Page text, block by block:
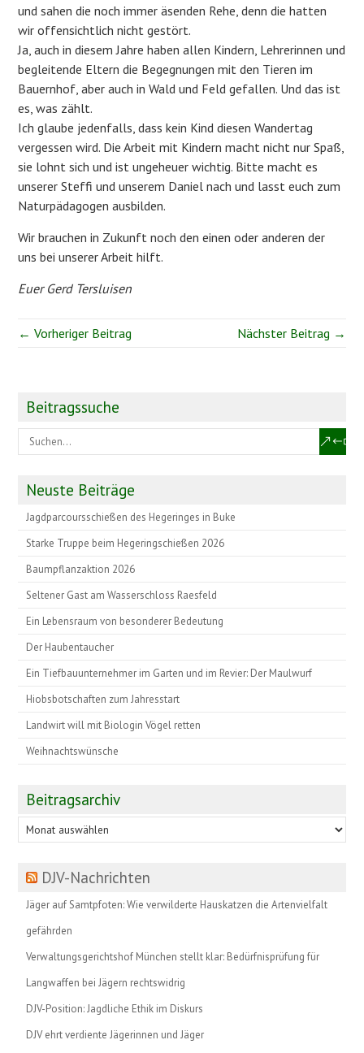
und sahen die noch immer äsenden Rehe, denn die hatten
wir offensichtlich nicht gestört.
Ja, auch in diesem Jahre haben allen Kindern, Lehrerinnen und
begleitende Eltern die Begegnungen mit den Tieren im
Bauernhof, aber auch in Wald und Feld gefallen. Und das ist
es, was zählt.
Ich glaube jedenfalls, dass kein Kind diesen Wandertag
vergessen wird. Die Arbeit mit Kindern macht nicht nur Spaß,
sie lohnt sich und ist ungeheuer wichtig. Bitte macht es
unserer Steffi und unserem Daniel nach und lasst euch zum
Naturpädagogen ausbilden.
Wir brauchen in Zukunft noch den einen oder anderen der
uns bei unserer Arbeit hilft.
Euer Gerd Tersluisen
← Vorheriger Beitrag Nächster Beitrag →
Beitragssuche
Neuste Beiträge
Jagdparcoursschießen des Hegeringes in Buke
Starke Truppe beim Hegeringschießen 2026
Baumpflanzaktion 2026
Seltener Gast am Wasserschloss Raesfeld
Ein Lebensraum von besonderer Bedeutung
Der Haubentaucher
Ein Tiefbauunternehmer im Garten und im Revier: Der Maulwurf
Hiobsbotschaften zum Jahresstart
Landwirt will mit Biologin Vögel retten
Weihnachtswünsche
Beitragsarchiv
Beitragsarchiv
DJV-Nachrichten
Jäger auf Samtpfoten: Wie verwilderte Hauskatzen die Artenvielfalt
gefährden
Verwaltungsgerichtshof München stellt klar: Bedürfnisprüfung für
Langwaffen bei Jägern rechtswidrig
DJV-Position: Jagdliche Ethik im Diskurs
DJV ehrt verdiente Jägerinnen und Jäger